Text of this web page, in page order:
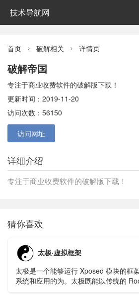
技术导航网
首页  破解相关  详情页
破解帝国
专注于商业收费软件的破解版下载！
更新时间：2019-11-20
访问次数：56150
访问网址
详细介绍
专注于商业收费软件的破解版下载！
猜你喜欢
太极·虚拟框架
太极是一个能够运行 Xposed 模块的框
系统和应用的为。太极既能以传统的